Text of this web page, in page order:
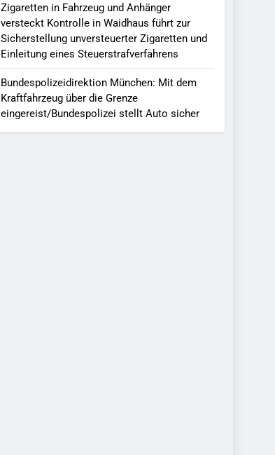
Zigaretten in Fahrzeug und Anhänger
versteckt Kontrolle in Waidhaus führt zur
Sicherstellung unversteuerter Zigaretten und
Einleitung eines Steuerstrafverfahrens
Bundespolizeidirektion München: Mit dem
Kraftfahrzeug über die Grenze
eingereist/Bundespolizei stellt Auto sicher